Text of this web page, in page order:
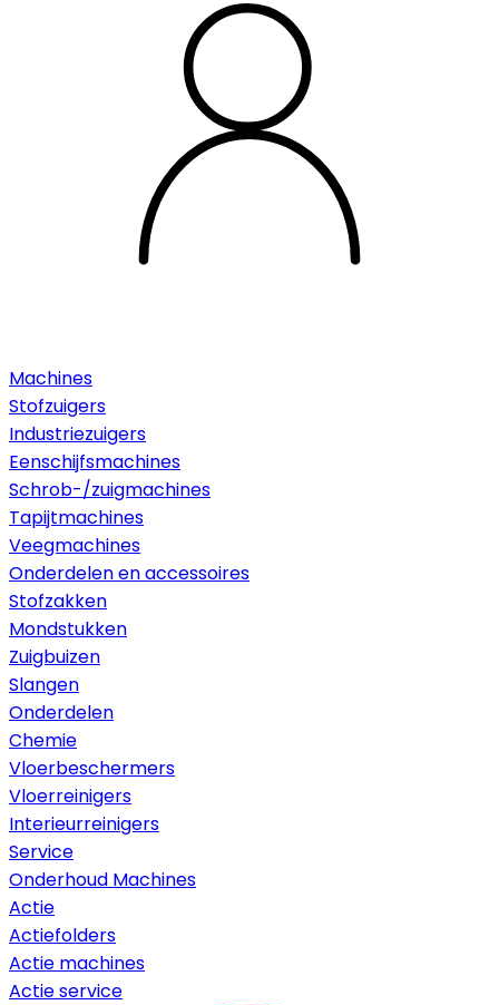
Machines
Stofzuigers
Industriezuigers
Eenschijfsmachines
Schrob-/zuigmachines
Tapijtmachines
Veegmachines
Onderdelen en accessoires
Stofzakken
Mondstukken
Zuigbuizen
Slangen
Onderdelen
Chemie
Vloerbeschermers
Vloerreinigers
Interieurreinigers
Service
Onderhoud Machines
Actie
Actiefolders
Actie machines
Actie service